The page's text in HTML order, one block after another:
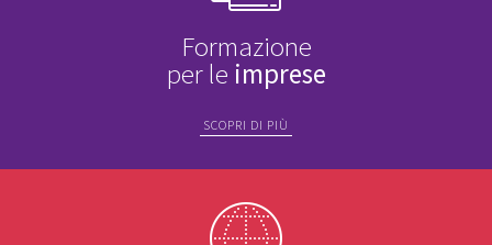
Formazione
per le imprese
SCOPRI DI PIÙ